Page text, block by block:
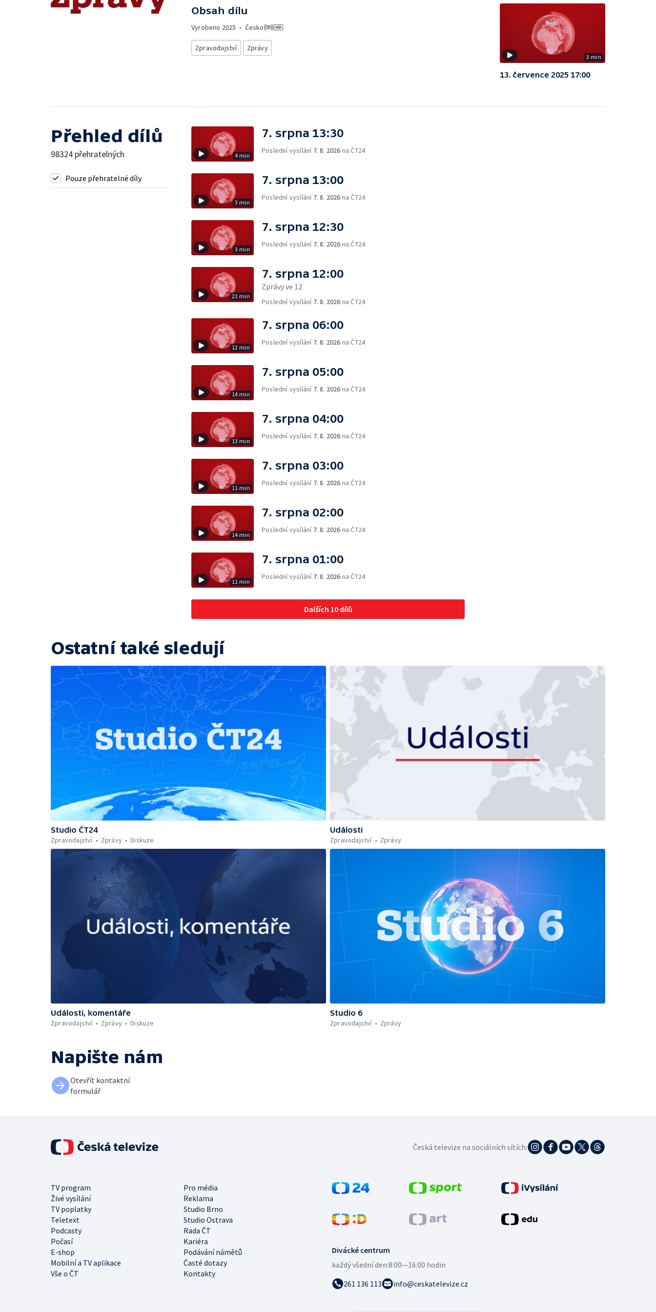
Obsah dílu
Vyrobeno 2025 • Česko
Zpravodajství Zprávy
3 min
13. července 2025 17:00
Přehled dílů
98324 přehratelných
Pouze přehratelné díly
4 min
7. srpna 13:30
Poslední vysílání 7. 8. 2026 na ČT24
3 min
7. srpna 13:00
Poslední vysílání 7. 8. 2026 na ČT24
3 min
7. srpna 12:30
Poslední vysílání 7. 8. 2026 na ČT24
21 min
7. srpna 12:00
Zprávy ve 12
Poslední vysílání 7. 8. 2026 na ČT24
12 min
7. srpna 06:00
Poslední vysílání 7. 8. 2026 na ČT24
14 min
7. srpna 05:00
Poslední vysílání 7. 8. 2026 na ČT24
13 min
7. srpna 04:00
Poslední vysílání 7. 8. 2026 na ČT24
11 min
7. srpna 03:00
Poslední vysílání 7. 8. 2026 na ČT24
14 min
7. srpna 02:00
Poslední vysílání 7. 8. 2026 na ČT24
11 min
7. srpna 01:00
Poslední vysílání 7. 8. 2026 na ČT24
Dalších 10 dílů
Ostatní také sledují
Studio ČT24
Zpravodajství
Zprávy Diskuze
Události
Zpravodajství
Zprávy
Události, komentáře
Zpravodajství
Zprávy Diskuze
Studio 6
Zpravodajství
Zprávy
Napište nám
Otevřít kontaktní
formulář
Divácké centrum
každý všední den:8:00—16:00 hodin
261 136 113
info@ceskatelevize.cz
TV program
Pro média
Živé vysílání
Reklama
TV poplatky
Studio Brno
Teletext
Studio Ostrava
Podcasty
Rada ČT
Počasí
Kariéra
E-shop
Podávání námětů
Mobilní a TV aplikace
Časté dotazy
Vše o ČT
Kontakty
Česká televize na sociálních sítích: